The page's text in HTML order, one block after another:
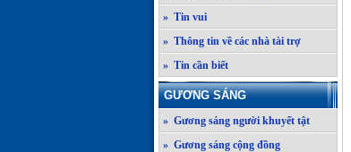
» Tin vui
» Thông tin về các nhà tài trợ
» Tin cần biết
GƯƠNG SÁNG
» Gương sáng người khuyết tật
» Gương sáng cộng đồng